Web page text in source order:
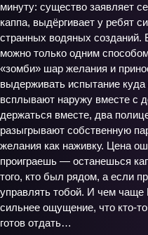
минуту: существо заявляет
каппа, выдёргивает у ребят
странных водяных созданий.
можно только одним
«зомби» шар желания и
выдерживать испытание
всплывают наружу вместе с
держаться вместе, два
разыгрывают собственную
желания как наживку. Цена
проиграешь — останешься
того, кто был рядом, а если
управлять тобой. И чем чаще
сильнее ощущение, что
готов отдать…